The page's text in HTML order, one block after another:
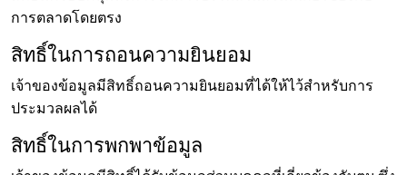
การตลาดโดยตรง
สิทธิ์ในการถอนความยินยอม
เจ้าของข้อมูลมีสิทธิ์ถอนความยินยอมที่ได้ให้ไว้สำหรับการ
ประมวลผลได้
สิทธิ์ในการพกพาข้อมูล